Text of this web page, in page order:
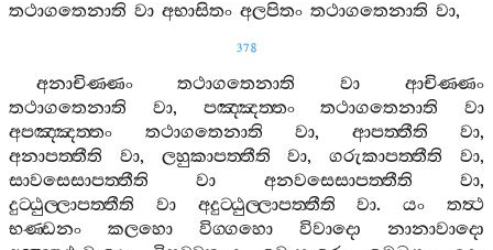
තථාගතෙනාති වා අභාසිතං අලපිතං තථාගතෙනාති වා,
378
අනාචිණ‍්ණං තථාගතෙනාති වා
ආචිණ‍්ණං
තථාගතෙනාති
වා, පඤ‍්ඤත‍්තං තථාගතෙනාති
වා
අපඤ‍්ඤත‍්තං
තථාගතෙනාති වා, ආපත‍්තීති වා,
අනාපත‍්තීති
වා, ලහුකාපත‍්තීති වා,ගරුකාපත‍්තීති වා,
සාවසෙසාපත‍්තීති
වා අනවසෙසාපත‍්තීති වා,
දුට‍්ඨුල‍්ලාපත‍්තීති
වා අදුට‍්ඨුල‍්ලාපත‍්තීති වා.යං
තත්‍ථ
භණ‍්ඩනං
කලහො විග‍්ගහො විවාදො
නානාවාදො